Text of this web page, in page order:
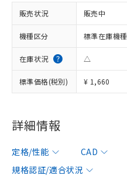
販売状況 販売中
機種区分 標準在庫機種
在庫状況 △
標準価格(税別) ¥ 1,660
詳細情報
定格/性能 CAD
規格認証/適合状況